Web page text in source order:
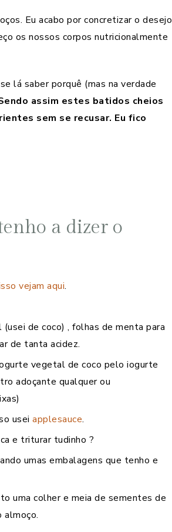
Eu acabo por concretizar o desejo
os nossos corpos nutricionalmente
lá saber porquê (mas na verdade
assim estes batidos cheios
sem se recusar. Eu fico
a dizer o
vejam aqui.
de coco) , folhas de menta para
de tanta acidez.
vegetal de coco pelo iogurte
adoçante qualquer ou
usei applesauce.
e triturar tudinho ?
umas embalagens que tenho e
uma colher e meia de sementes de
almoço.